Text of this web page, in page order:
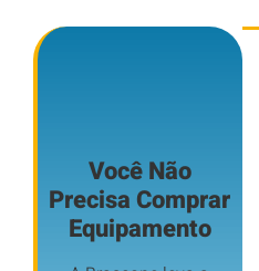
Você Não
Precisa Comprar
Equipamento